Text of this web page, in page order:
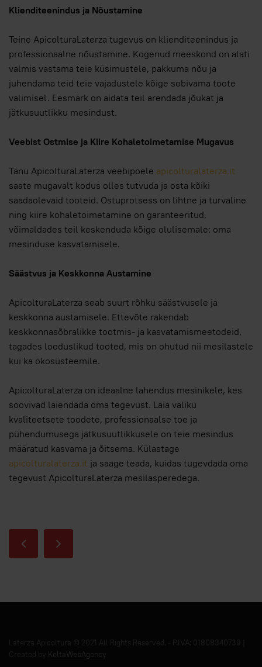
Klienditeenindus ja Nõustamine
Teine ApicolturaLaterza tugevus on klienditeenindus ja
professionaalne nõustamine. Kogenud meeskond on alati
valmis vastama teie küsimustele, pakkuma nõu ja
juhendama teid teie vajadustele kõige sobivama toote
valimisel. Eesmärk on aidata teil arendada jõukat ja
jätkusuutlikku mesindust.
Veebist Ostmise ja Kiire Kohaletoimetamise Mugavus
Tänu ApicolturaLaterza veebipoele apicolturalaterza.it
saate mugavalt kodus olles tutvuda ja osta kõiki
saadaolevaid tooteid. Ostuprotsess on lihtne ja turvaline
ning kiire kohaletoimetamine on garanteeritud,
võimaldades teil keskenduda kõige olulisemale: oma
mesinduse kasvatamisele.
Säästvus ja Keskkonna Austamine
ApicolturaLaterza seab suurt rõhku säästvusele ja
keskkonna austamisele. Ettevõte rakendab
keskkonnasõbralikke tootmis- ja kasvatamismeetodeid,
tagades looduslikud tooted, mis on ohutud nii mesilastele
kui ka ökosüsteemile.
ApicolturaLaterza on ideaalne lahendus mesinikele, kes
soovivad laiendada oma tegevust. Laia valiku
kvaliteetsete toodete, professionaalse toe ja
pühendumusega jätkusuutlikkusele on teie mesindus
määratud kasvama ja õitsema. Külastage
apicolturalaterza.it ja saage teada, kuidas tugevdada oma
tegevust ApicolturaLaterza mesilasperedega.
Laterza Apicoltura © 2021 All Rights Reserved. - P.IVA: 01808340739 |
Created by KeltaWebAgency